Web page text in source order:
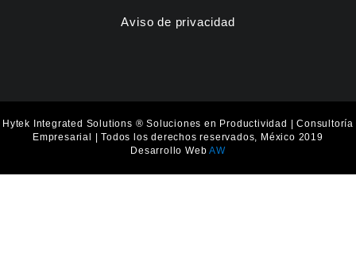
b
e
l
Aviso de privacidad
Hytek Integrated Solutions ® Soluciones en Productividad | Consultoría
Empresarial | Todos los derechos reservados, México 2019
Desarrollo WebAW